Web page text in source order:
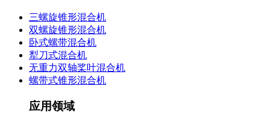
三螺旋锥形混合机
双螺旋锥形混合机
卧式螺带混合机
犁刀式混合机
无重力双轴桨叶混合机
螺带式锥形混合机
应用领域